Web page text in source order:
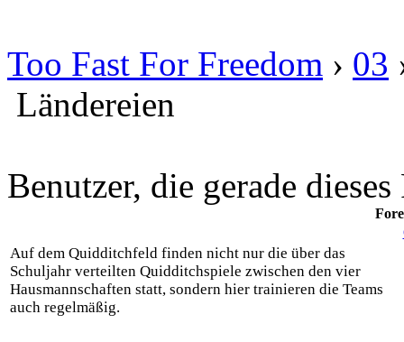
Too Fast For Freedom › 03
Ländereien
Benutzer, die gerade
Auf dem Quidditchfeld finden nicht nur die über das
Schuljahr verteilten Quidditchspiele zwischen den vier
Hausmannschaften statt, sondern hier trainieren die Teams
auch regelmäßig.